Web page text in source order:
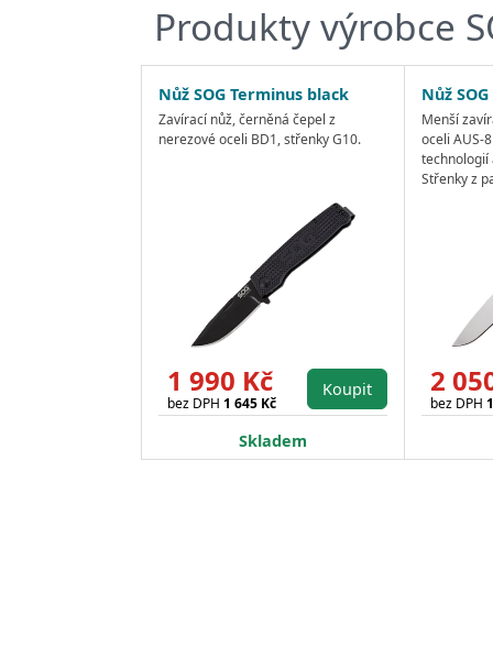
Produkty výrobce
Nůž SOG Terminus black
Zavírací nůž, černěná čepel z
nerezové oceli BD1, střenky G10.
1 990 Kč
bez DPH 1 645 Kč
Koupit
Skladem
Nůž
Menší
oceli AUS-
technologií
Střenky z
2
bez DPH